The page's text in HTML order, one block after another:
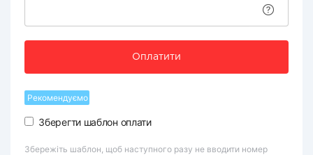
Оплатити
Рекомендуємо
Зберегти шаблон оплати
Збережіть шаблон, щоб наступного разу не вводити номер